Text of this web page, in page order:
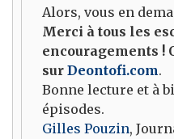
Alors, vous en
Merci à tous les
encouragements !
sur Deontofi.com.
Bonne lecture et à
épisodes.
Gilles Pouzin,